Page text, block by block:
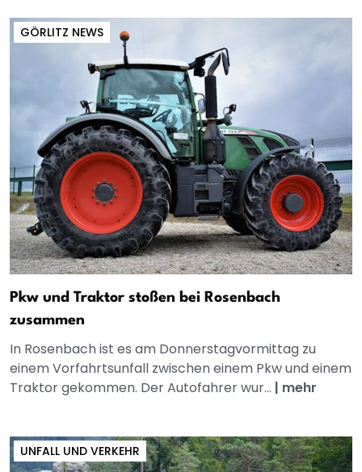
GÖRLITZ NEWS
Pkw und Traktor stoßen bei Rosenbach
zusammen
In Rosenbach ist es am Donnerstagvormittag zu
einem Vorfahrtsunfall zwischen einem Pkw und einem
Traktor gekommen. Der Autofahrer wur... | mehr
UNFALL UND VERKEHR